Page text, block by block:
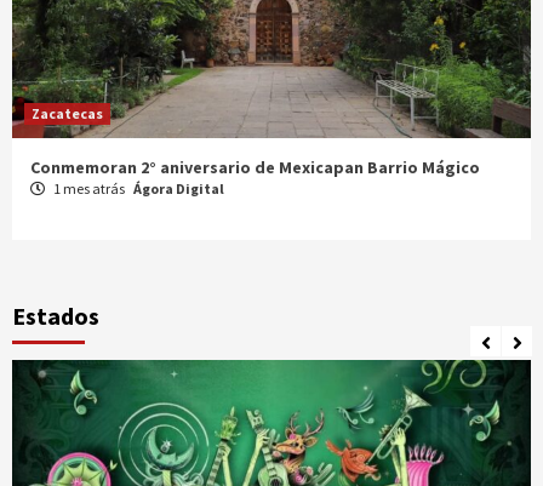
Zacatecas
Celebran XX Cabalgata Toma de Zacatecas
1 mes atrás Ágora Digital
Estados